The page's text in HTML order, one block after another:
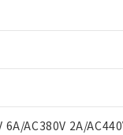
AC380V 2A/
ださい。
社在庫状況および
した製品に切り替
に非対応の商品で、
無と関係のない商品
が、含有品と判明し
び外国貿易法に定